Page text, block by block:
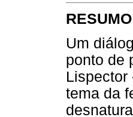
RESUMO
Um
ponto de
Lispector
tema da